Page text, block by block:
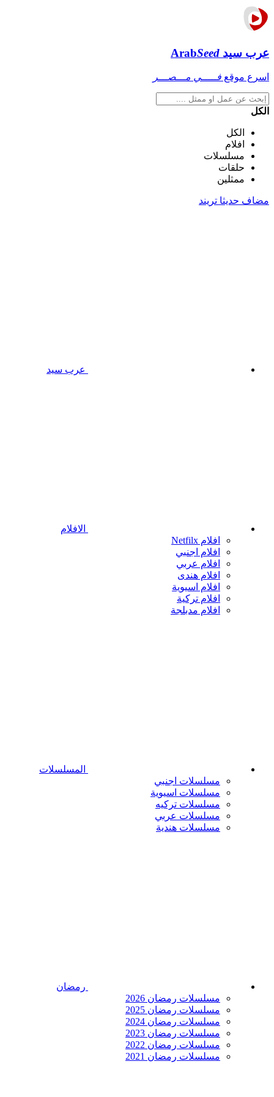
عرب سيد ArabSeed
اسرع موقع فـــــي مـــصـــر
الكل
الكل
افلام
مسلسلات
حلقات
ممثلين
مضاف حديثا تريند
عرب سيد
الافلام
افلام Netfilx
افلام اجنبي
افلام عربي
افلام هندى
افلام اسيوية
افلام تركية
افلام مدبلجة
المسلسلات
مسلسلات اجنبي
مسلسلات اسيوية
مسلسلات تركيه
مسلسلات عربي
مسلسلات هندية
رمضان
مسلسلات رمضان 2026
مسلسلات رمضان 2025
مسلسلات رمضان 2024
مسلسلات رمضان 2023
مسلسلات رمضان 2022
مسلسلات رمضان 2021